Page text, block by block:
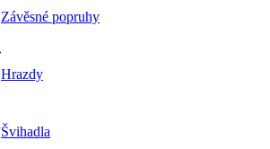
Závěsné popruhy
Hrazdy
Švihadla